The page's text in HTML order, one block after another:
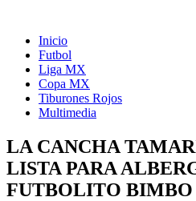
Inicio
Futbol
Liga MX
Copa MX
Tiburones Rojos
Multimedia
LA CANCHA
LISTA PARA
FUTBOLITO BIMBO